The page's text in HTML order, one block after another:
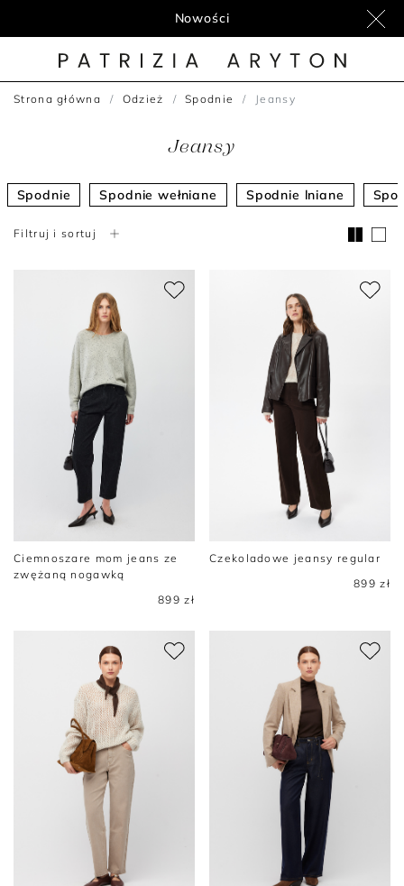
Nowości
Strona główna Odzież Spodnie Jeansy
Jeansy
Spodnie Spodnie wełniane Spodnie lniane
Filtruj i sortuj
Ciemnoszare mom jeans ze
zwężaną nogawką
899 zł
Czekoladowe jeansy regular
899 zł